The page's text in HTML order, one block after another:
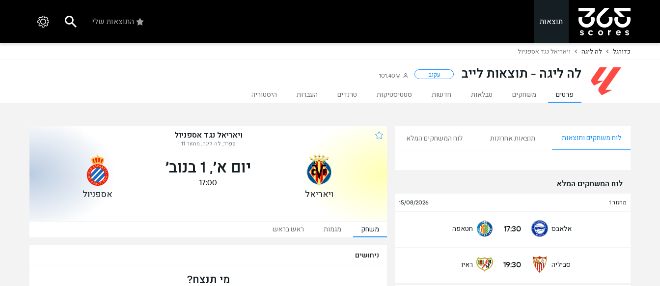
תוצאות התוצאות שלי
כדורגל לה ליגה ויאריאל נגד אספניול
לה ליגה - תוצאות לייב עקוב 101.40M
פרטים משחקים טבלאות חדשות סטטיסטיקות טרנדים העברות היסטוריה
לוח משחקים ותוצאות תוצאות אחרונות לוח המשחקים המלא
לוח המשחקים המלא
מחזור 1 15/08/2026
אלאבס 17:30 חטאפה
סביליה 19:30 ראיו
ויאריאל נגד אספניול
ספרד, לה ליגה, מחזור 11
ויאריאל
יום א׳, 1 בנוב׳
17:00
אספניול
משחק מגמות ראש בראש
ניחושים
מי תנצח?